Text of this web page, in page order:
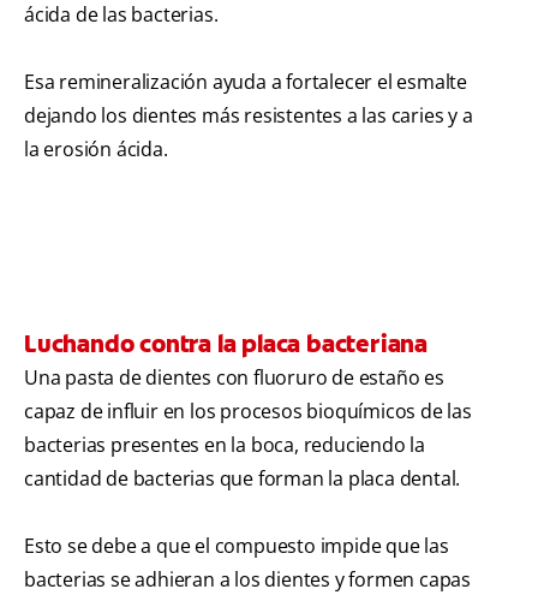
ácida de las bacterias.
Esa remineralización ayuda a fortalecer el esmalte
dejando los dientes más resistentes a las caries y a
la erosión ácida.
Luchando contra la placa bacteriana
Una pasta de dientes con fluoruro de estaño es
capaz de influir en los procesos bioquímicos de las
bacterias presentes en la boca, reduciendo la
cantidad de bacterias que forman la placa dental.
Esto se debe a que el compuesto impide que las
bacterias se adhieran a los dientes y formen capas